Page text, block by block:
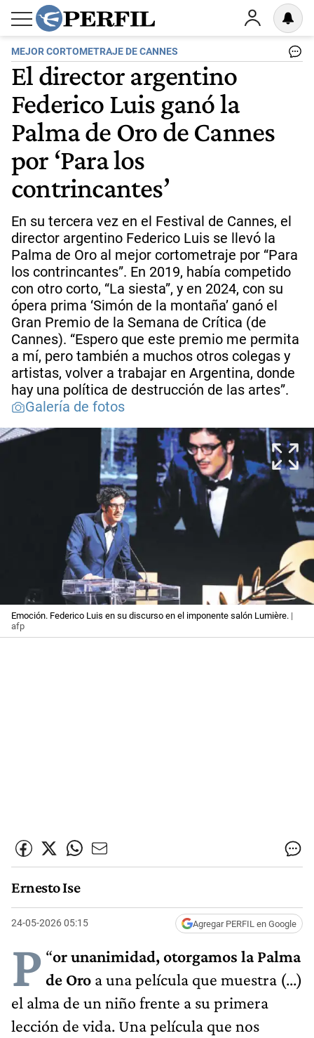
MEJOR CORTOMETRAJE DE CANNES
El director argentino
Federico Luis ganó la
Palma de Oro de Cannes
por ‘Para los
contrincantes’
En su tercera vez en el Festival de Cannes, el
director argentino Federico Luis se llevó la
Palma de Oro al mejor cortometraje por “Para
los contrincantes”. En 2019, había competido
con otro corto, “La siesta”, y en 2024, con su
ópera prima ‘Simón de la montaña’ ganó el
Gran Premio de la Semana de Crítica (de
Cannes). “Espero que este premio me permita
a mí, pero también a muchos otros colegas y
artistas, volver a trabajar en Argentina, donde
hay una política de destrucción de las artes”.
Galería de fotos
Emoción. Federico Luis en su discurso en el imponente salón Lumière. |
afp
Ernesto Ise
24-05-2026 05:15 Agregar PERFIL en Google
“
P
or unanimidad, otorgamos la Palma
de Oro a una película que muestra (...)
el alma de un niño frente a su primera
lección de vida. Una película que nos